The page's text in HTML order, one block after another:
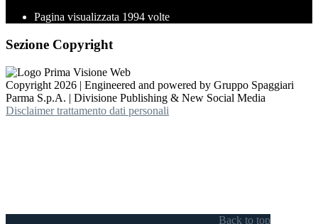
Pagina visualizzata 1994 volte
Sezione Copyright
Copyright 2026 | Engineered and powered by Gruppo Spaggiari
Parma S.p.A. | Divisione Publishing & New Social Media
Disclaimer trattamento dati personali
Back to top